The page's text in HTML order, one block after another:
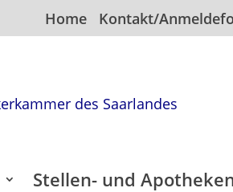
Home Kontakt/
Stellen- und